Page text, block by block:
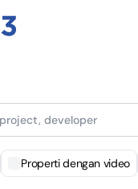
developer
Properti dengan video